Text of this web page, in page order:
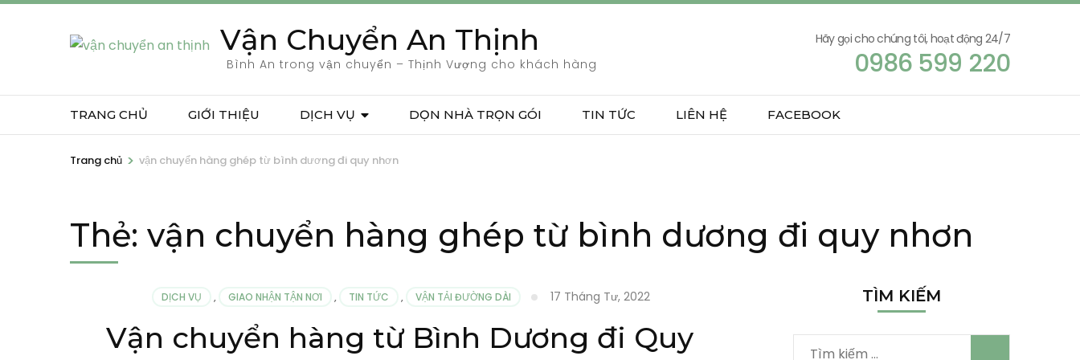
Bỏ
nội
Vận Chuyển An Thịnh
Bình An trong vận chuyển – Thịnh Vượng cho khách hàng
Hãy gọi cho chúng tôi, hoạt động 24/7
0986 599 220
TRANG CHỦ GIỚI THIỆU DỊCH VỤ DỌN NHÀ TRỌN GÓI TIN TỨC LIÊN HỆ FACEBOOK
Trang chủ > vận chuyển hàng ghép từ bình dương đi quy nhơn
Thẻ: vận chuyển hàng ghép từ bình dương đi quy nhơn
DỊCH VỤ , GIAO NHẬN TẬN NƠI , TIN TỨC , VẬN TẢI ĐƯỜNG DÀI 17 Tháng Tư, 2022
Vận chuyển hàng từ Bình Dương đi Quy
TÌM KIẾM
Tìm